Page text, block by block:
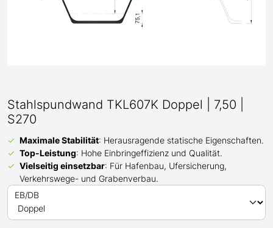
Stahlspundwand TKL607K Doppel | 7,50 |
S270
Maximale Stabilität: Herausragende statische Eigenschaften.
Top-Leistung: Hohe Einbringeffizienz und Qualität.
Vielseitig einsetzbar: Für Hafenbau, Ufersicherung,
Verkehrswege- und Grabenverbau.
EB/DB